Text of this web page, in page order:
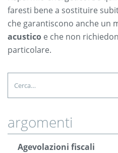
faresti bene a sostituire
che garantiscono anche un
acustico e che non
particolare.
argomenti
Agevolazioni fiscali